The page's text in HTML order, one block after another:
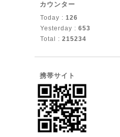
カウンター
Today : 126
Yesterday : 653
Total : 215234
携帯サイト